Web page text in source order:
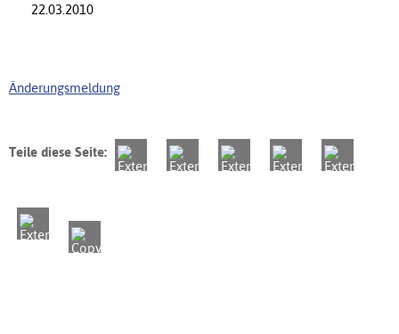
22.03.2010
Änderungsmeldung
Teile diese Seite: